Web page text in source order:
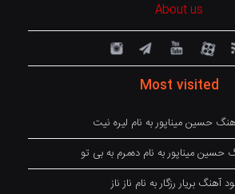
About us
Most visited
حسین میناپور به نام لیره نیت
حسین میناپور به نام دەمرم بە بی تو
آهنگ بریار رزگار به نام ناز ناز